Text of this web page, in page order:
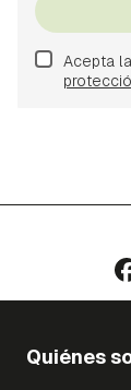
Acepta
Quiénes